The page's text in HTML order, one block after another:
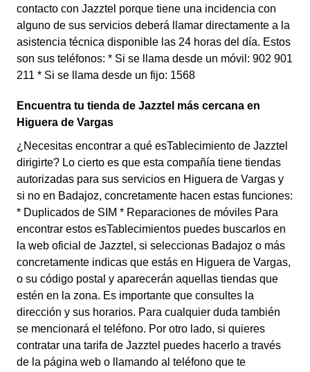
contacto con Jazztel porque tiene una incidencia con
alguno de sus servicios deberá llamar directamente a la
asistencia técnica disponible las 24 horas del día. Estos
son sus teléfonos: * Si se llama desde un móvil: 902 901
211 * Si se llama desde un fijo: 1568
Encuentra tu tienda de Jazztel más cercana en
Higuera de Vargas
¿Necesitas encontrar a qué esTablecimiento de Jazztel
dirigirte? Lo cierto es que esta compañía tiene tiendas
autorizadas para sus servicios en Higuera de Vargas y
si no en Badajoz, concretamente hacen estas funciones:
* Duplicados de SIM * Reparaciones de móviles Para
encontrar estos esTablecimientos puedes buscarlos en
la web oficial de Jazztel, si seleccionas Badajoz o más
concretamente indicas que estás en Higuera de Vargas,
o su código postal y aparecerán aquellas tiendas que
estén en la zona. Es importante que consultes la
dirección y sus horarios. Para cualquier duda también
se mencionará el teléfono. Por otro lado, si quieres
contratar una tarifa de Jazztel puedes hacerlo a través
de la página web o llamando al teléfono que te